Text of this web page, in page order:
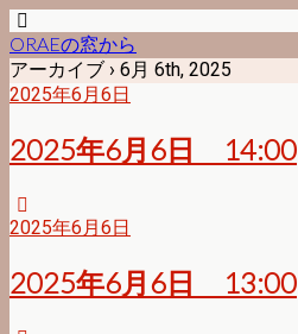
ORAEの窓から
アーカイブ › 6月 6th, 2025
2025年6月6日
2025年6月6日 14:00
2025年6月6日
2025年6月6日 13:00